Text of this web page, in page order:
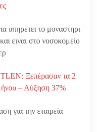
υπηρετει το μοναστηρι
ειναι στο νοσοκομείο
Ξεπέρασαν τα 2
– Αύξηση 37%
για την εταιρεία